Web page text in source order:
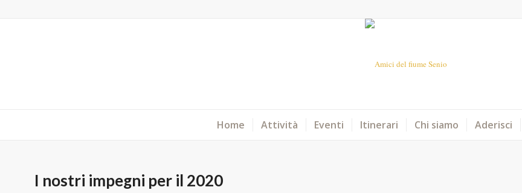
Home Attività Eventi Itinerari Chi siamo Aderisci
I nostri impegni per il 2020